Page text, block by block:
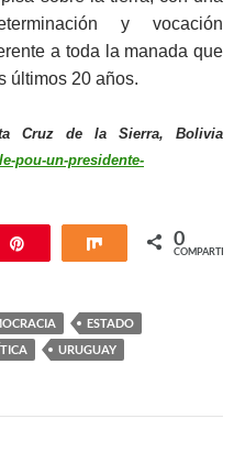
y vocación
a toda la manada que
últimos 20 años.
Cruz de la Sierra, Bolivia
pou-un-presidente-
Compartir
0
COMPARTIR
ESTADO
URUGUAY